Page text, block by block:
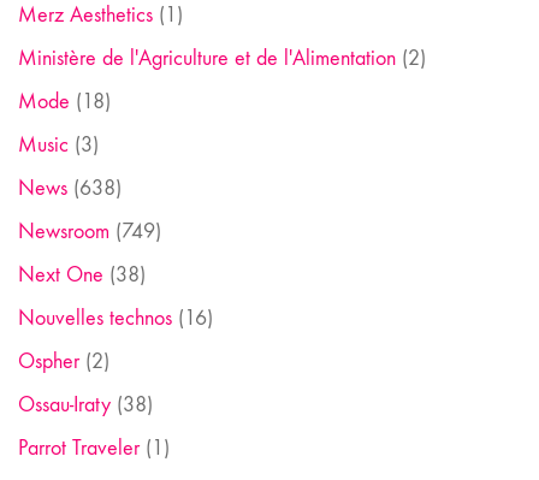
Merz Aesthetics (1)
Ministère de l'Agriculture et de l'Alimentation (2)
Mode (18)
Music (3)
News (638)
Newsroom (749)
Next One (38)
Nouvelles technos (16)
Ospher(2)
Ossau-Iraty (38)
Parrot Traveler(1)